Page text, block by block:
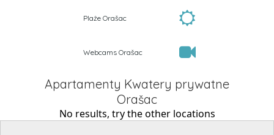
Plaże Orašac
Webcams Orašac
Apartamenty Kwatery prywatne
Orašac
No results, try the other locations